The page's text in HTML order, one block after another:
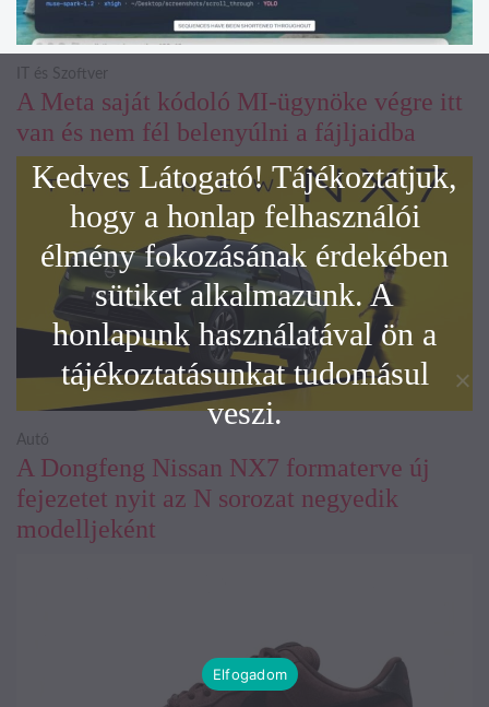
A Meta saját kódoló MI-ügynöke végre itt
van és nem fél belenyúlni a fájljaidba
IT és Szoftver
A Dongfeng Nissan NX7 formaterve új
fejezetet nyit az N sorozat negyedik
modelljeként
Autó
Kedves Látogató! Tájékoztatjuk,
hogy a honlap felhasználói
élmény fokozásának érdekében
sütiket alkalmazunk. A
honlapunk használatával ön a
tájékoztatásunkat tudomásul
veszi.
Elfogadom